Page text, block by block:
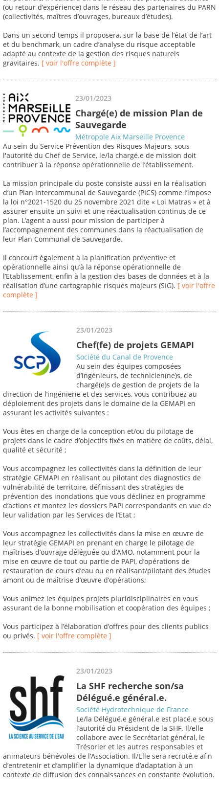
(ou retour d’expérience) dans le réseau des partenaires du PARN
(collectivités, maîtres d’ouvrages, bureaux d’études).
Dans un second temps il proposera, sur la base de l’état de l’art
et du benchmark, un cadre d’analyse du risque acceptable
adapté au contexte de la gestion des risques naturels
gravitaires. [ voir l'offre complète ]
23/01/2023
Chargé(e) de mission Plan de
Sauvegarde
Métropole Aix Marseille Provence
Au sein du Service Prévention des Risques Majeurs, sous
l'autorité du Chef de Service, le/la chargé.e de mission doit
contribuer à la réponse opérationnelle de l’établissement.
La mission principale du poste consiste aussi en la réalisation
d’un Plan Intercommunal de Sauvegarde (PICS) comme l’impose
la loi n°2021-1520 du 25 novembre 2021 dite « Loi Matras » et à
assurer ensuite un suivi et une réactualisation continus de ce
plan. L’agent a aussi pour mission de participer à
l’accompagnement des communes dans la réactualisation de
leur Plan Communal de Sauvegarde.
Il concourt également à la planification préventive et
opérationnelle ainsi qu’à la réponse opérationnelle de
l’Etablissement, enfin à la gestion des bases de données et à la
réalisation d’une cartographie risques majeurs (SIG). [ voir l'offre
complète ]
23/01/2023
Chef(fe) de projets GEMAPI
Société du Canal de Provence
Au sein des équipes composées
d’ingénieurs, de technicien(ne)s, de
chargé(e)s de gestion de projets de la
direction de l’ingénierie et des services, vous contribuez au
déploiement des projets dans le domaine de la GEMAPI en
assurant les activités suivantes :
Vous êtes en charge de la conception et/ou du pilotage de
projets dans le cadre d’objectifs fixés en matière de coûts, délai,
qualité et sécurité ;
Vous accompagnez les collectivités dans la définition de leur
stratégie GEMAPI en réalisant ou pilotant des diagnostics de
vulnérabilité de territoire, définissant des stratégies de
prévention des inondations que vous déclinez en programme
d’actions et montez les dossiers PAPI correspondants en vue de
leur validation par les Services de l’Etat ;
Vous accompagnez les collectivités dans la mise en œuvre de
leur stratégie GEMAPI en prenant en charge le pilotage de
maîtrises d’ouvrage déléguée ou d’AMO, notamment pour la
mise en œuvre de tout ou partie de PAPI, d’opérations de
restauration de cours d’eau ou en réalisant/pilotant des études
amont ou de maîtrise d’œuvre d’opérations;
Vous animez les équipes projets pluridisciplinaires en vous
assurant de la bonne mobilisation et coopération des équipes ;
Vous participez à l’élaboration d’offres pour des clients publics
ou privés. [ voir l'offre complète ]
23/01/2023
La SHF recherche son/sa
Délégué.e général.e.
Société Hydrotechnique de France
Le/la Délégué.e général.e est placé.e sous
l’autorité du Président de la SHF. Il/elle
collabore avec le Secrétariat général, le
Trésorier et les autres responsables et
animateurs bénévoles de l’Association. Il/Elle sera recruté.e afin
d’entretenir et d’amplifier la dynamique d’adaptation à un
contexte de diffusion des connaissances en constante évolution.